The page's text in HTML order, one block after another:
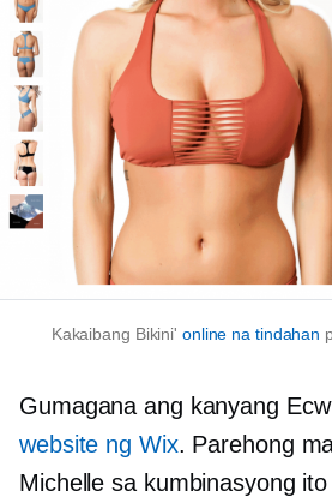
Kakaibang Bikini' online na tindahan
Gumagana ang kanyang
website ng Wix. Parehong
Michelle sa kumbinasyong